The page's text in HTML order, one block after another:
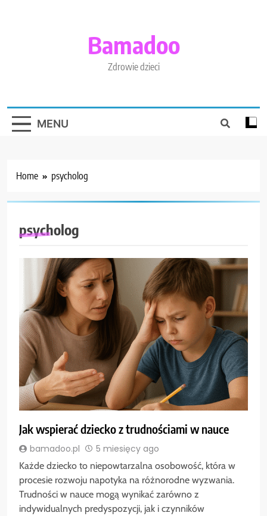
Bamadoo
Zdrowie dzieci
MENU
Home psycholog
psycholog
Jak wspierać dziecko z trudnościami w nauce
bamadoo.pl 5 miesięcy ago
Każde dziecko to niepowtarzalna osobowość, która w
procesie rozwoju napotyka na różnorodne wyzwania.
Trudności w nauce mogą wynikać zarówno z
indywidualnych predyspozycji, jak i czynników